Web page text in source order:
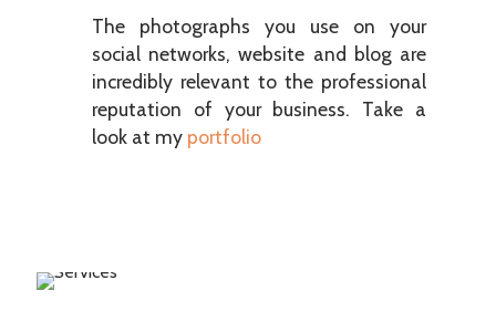
The photographs you use on your
social networks, website and blog are
incredibly relevant to the professional
reputation of your business. Take a
look at my portfolio